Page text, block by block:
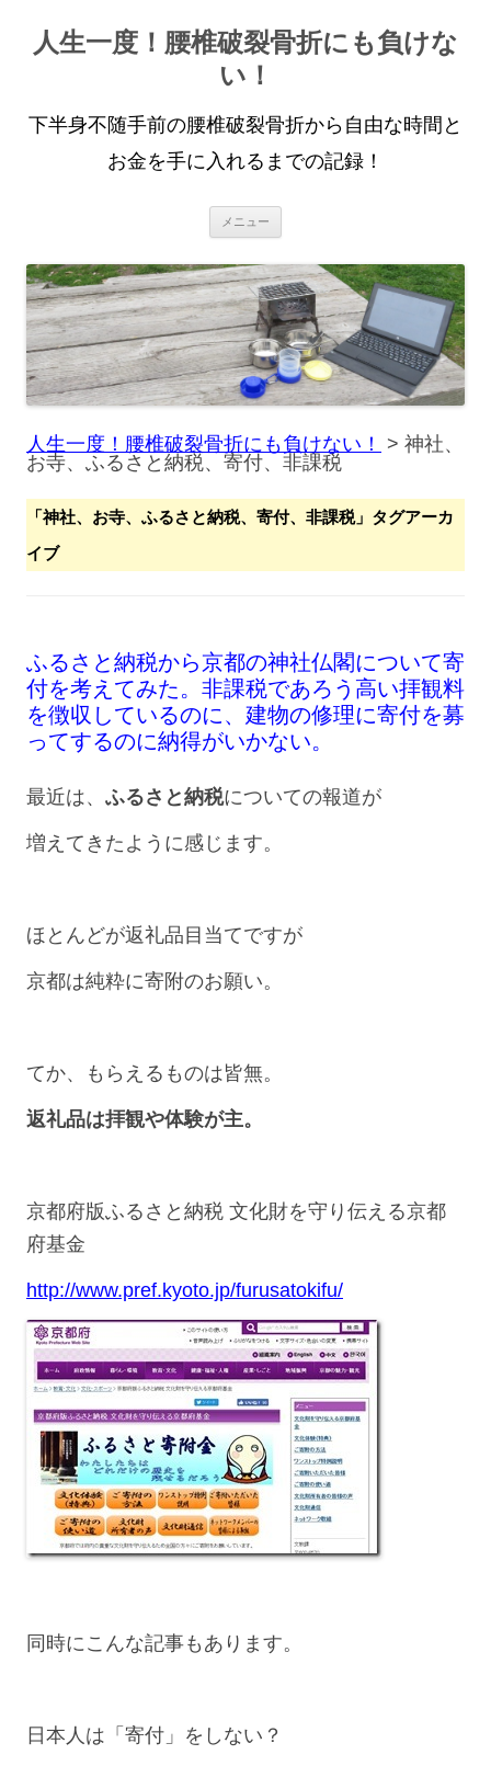
人生一度！腰椎破裂骨折にも負けな
い！
下半身不随手前の腰椎破裂骨折から自由な時間と
お金を手に入れるまでの記録！
メニュー
ン
ツ
へ
ス
キ
ッ
プ
人生一度！腰椎破裂骨折にも負けない！ > 神社、
お寺、ふるさと納税、寄付、非課税
「神社、お寺、ふるさと納税、寄付、非課税」タグアーカ
イブ
ふるさと納税から京都の神社仏閣について寄
付を考えてみた。非課税であろう高い拝観料
を徴収しているのに、建物の修理に寄付を募
ってするのに納得がいかない。
最近は、 ふるさと納税についての報道が
増えてきたように感じます。
ほとんどが返礼品目当てですが
京都は純粋に寄附のお願い。
てか、もらえるものは皆無。
返礼品は拝観や体験が主。
京都府版ふるさと納税 文化財を守り伝える京都
府基金
http://www.pref.kyoto.jp/furusatokifu/
同時にこんな記事もあります。
日本人は「寄付」をしない？